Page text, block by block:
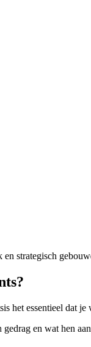
en strategisch
?
is het essentieel dat
en wat hen